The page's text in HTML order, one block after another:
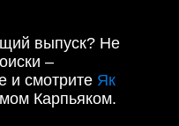
выпуск? Не
–
и смотрите Як
Карпьяком.